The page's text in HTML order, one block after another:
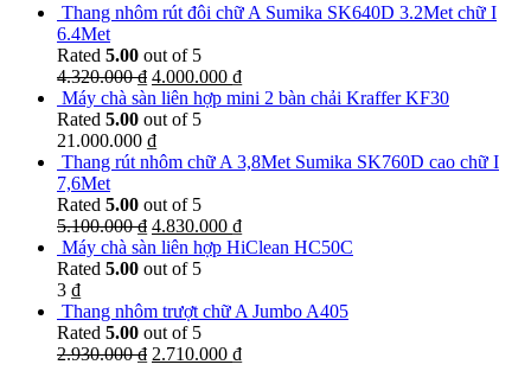
Thang nhôm rút đôi chữ A Sumika SK640D 3.2Met chữ I
6.4Met
Rated 5.00 out of 5
4.320.000₫ 4.000.000 ₫
Máy chà sàn liên hợp mini 2 bàn chải Kraffer KF30
Rated 5.00 out of 5
21.000.000 ₫
Thang rút nhôm chữ A 3,8Met Sumika SK760D cao chữ I
7,6Met
Rated 5.00 out of 5
5.100.000₫ 4.830.000 ₫
Máy chà sàn liên hợp HiClean HC50C
Rated 5.00 out of 5
3 ₫
Thang nhôm trượt chữ A Jumbo A405
Rated 5.00 out of 5
2.930.000₫ 2.710.000 ₫